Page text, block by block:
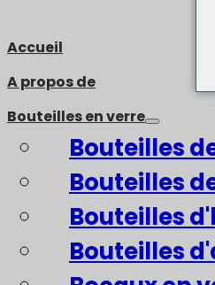
Accueil
A propos de
Bouteilles en verre
Bouteilles
Bouteilles
Bouteilles
Bouteilles